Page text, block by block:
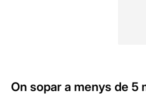
On sopar a menys de 5